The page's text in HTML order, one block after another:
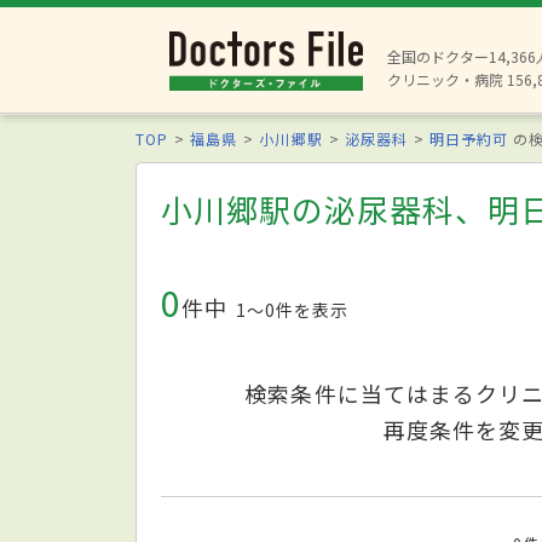
全国のドクター14,366
クリニック・病院
TOP 福島県 小川郷駅 泌尿器科 明日予約可 の
小川郷駅の泌尿器科、明
0件中 1〜0件を表示
検索条件に当てはまるクリ
再度条件を変